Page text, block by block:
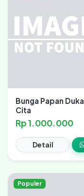
Bunga Papan Duka
Cita
Rp 1.000.000
Detail
Populer